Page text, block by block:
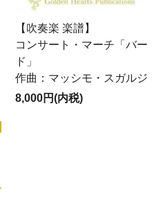
【吹奏楽 楽譜】
コンサート・マーチ「バー
ド」
作曲：マッシモ・スガルジ
8,000円(内税)